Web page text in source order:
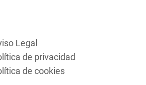
Legal
de privacidad
de cookies